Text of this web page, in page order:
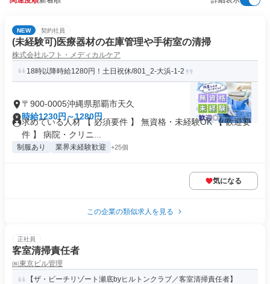
NEW 契約社員
(未経験可)医療器材の在庫管理や手術室の清掃
株式会社ルフト・メディカルケア
18時以降時給1280円！土日祝休/801_2-大浜-1-2
〒900-0005沖縄県那覇市天久
時給1230円～1280円
求めている人材 【 必須要件 】 無資格・未経験OK 【 歓迎要
件 】 病院・クリニ...
制服あり 業界未経験歓迎 +25個
気になる
この企業の類似求人を見る
正社員
客室清掃責任者
㈱東京ビル管理
【ザ・ビーチリゾート瀬底byヒルトンクラブ／客室清掃責任者】